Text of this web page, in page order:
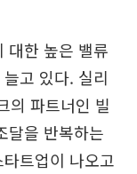
대한 높은 밸류
고 있다. 실리
의 파트너인 빌
달을 반복하는
트업이 나오고